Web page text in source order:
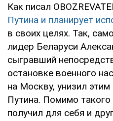
Как писал
Путина и планирует
в своих целях. Так,
лидер Беларуси
сыгравший
остановке военного
на Москву, унизил
Путина. Помимо
получил для себя и